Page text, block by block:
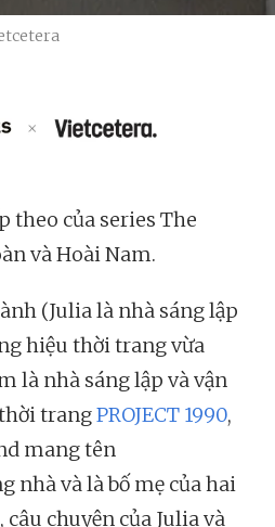
theo của series The
và Hoài Nam.
(Julia là nhà sáng lập
hiệu thời trang vừa
là nhà sáng lập và vận
trangPROJECT 1990,
mang tên
nhà và là bố mẹ của hai
chuyện của Julia và